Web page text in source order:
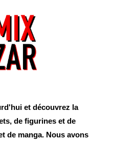
et découvrez la
de figurines et de
de manga. Nous avons